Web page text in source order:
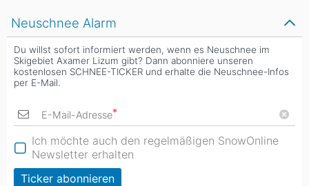
Neuschnee Alarm
Du willst sofort informiert werden, wenn es Neuschnee im
Skigebiet Axamer Lizum gibt? Dann abonniere unseren
kostenlosen SCHNEE-TICKER und erhalte die Neuschnee-Infos
per E-Mail.
E-Mail-Adresse*
Ich möchte auch den regelmäßigen SnowOnline
Newsletter erhalten
Ticker abonnieren